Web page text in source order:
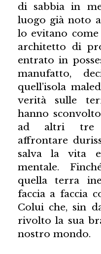
di sabbia in
luogo già noto
lo evitano come
architetto di
entrato in
manufatto,
quell’isola
verità sulle
hanno
ad altri tre
affrontare
salva la vita
mentale.
quella terra
faccia a faccia
Colui che, sin
rivolto la sua
nostro mondo.